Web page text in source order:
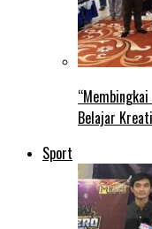
Belajar
Sport